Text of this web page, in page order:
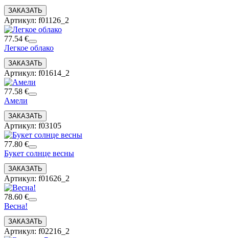
Артикул: f01126_2
77.54 €
Легкое облако
Артикул: f01614_2
77.58 €
Амели
Артикул: f03105
77.80 €
Букет солнце весны
Артикул: f01626_2
78.60 €
Весна!
Артикул: f02216_2